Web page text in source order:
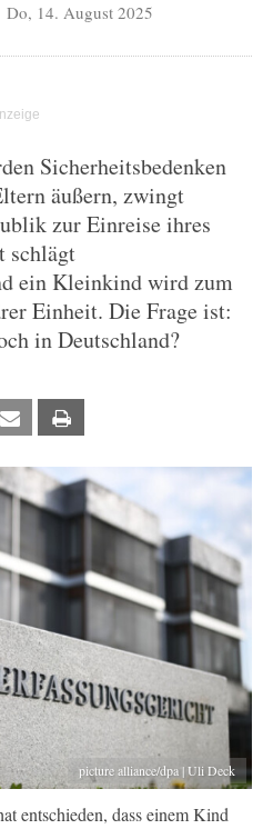
Do, 14. August 2025
Sicherheitsbedenken
äußern, zwingt
zur Einreise ihres
schlägt
ein Kleinkind wird zum
Einheit. Die Frage ist:
in Deutschland?
Email
picture alliance/dpa | Uli Deck
entschieden, dass einem Kind